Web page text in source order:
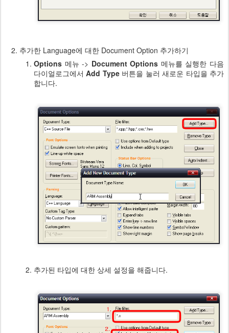
추가한 Language에 대한 Document Option 추가하기
Options 메뉴 -> Document Options 메뉴를 실행한 다음
다이얼로그에서Add Type버튼을 눌러 새로운 타입을 추가
합니다.
추가된 타입에 대한 상세 설정을 해줍니다.